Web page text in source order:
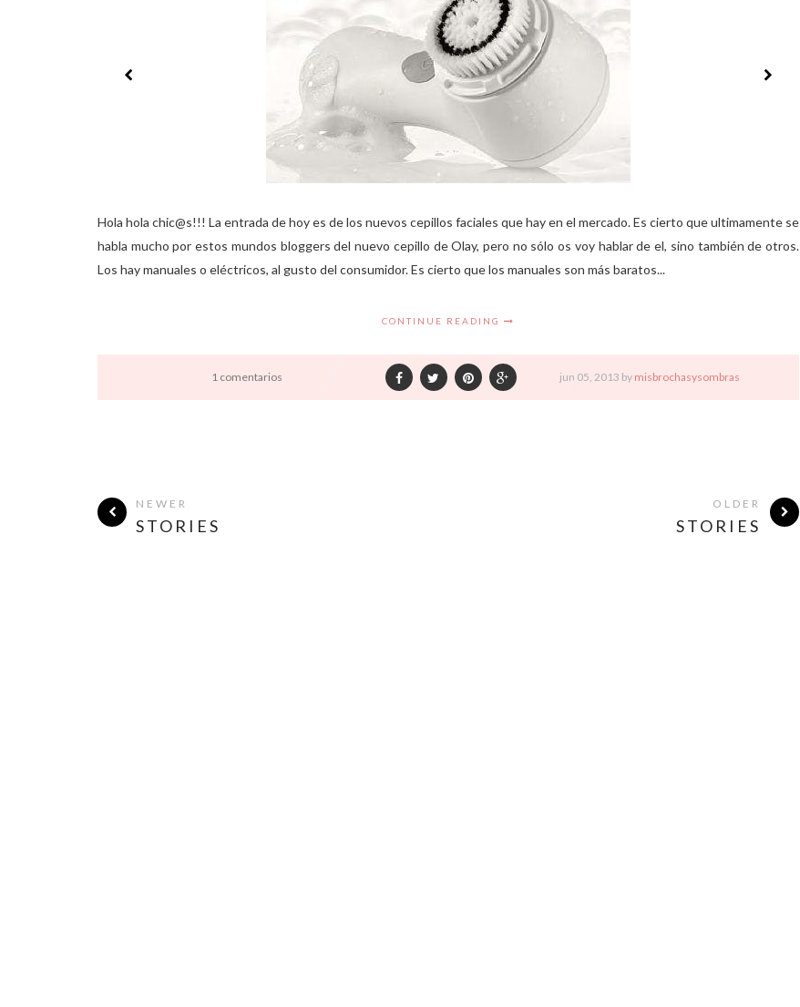
Hola hola chic@s!!! La entrada de hoy es de los nuevos cepillos faciales que hay en el mercado. Es cierto que ultimamente se
habla mucho por estos mundos bloggers del nuevo cepillo de Olay, pero no sólo os voy hablar de el, sino también de otros.
Los hay manuales o eléctricos, al gusto del consumidor. Es cierto que los manuales son más baratos...
CONTINUE READING
1 comentarios jun 05, 2013 by misbrochasysombras
NEWER
STORIES
OLDER
STORIES